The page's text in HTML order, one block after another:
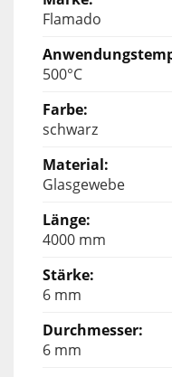
Flamado
500°C
schwarz
Glasgewebe
4000 mm
6 mm
6 mm